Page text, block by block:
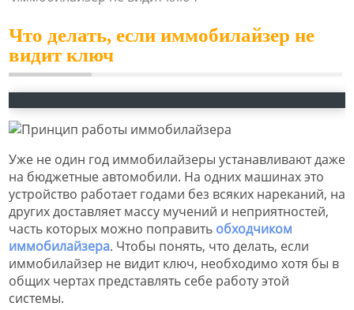
Что делать, если иммобилайзер не
видит ключ
Уже не один год иммобилайзеры устанавливают даже
на бюджетные автомобили. На одних машинах это
устройство работает годами без всяких нареканий, на
других доставляет массу мучений и неприятностей,
часть которых можно поправить обходчиком
иммобилайзера. Чтобы понять, что делать, если
иммобилайзер не видит ключ, необходимо хотя бы в
общих чертах представлять себе работу этой
системы.